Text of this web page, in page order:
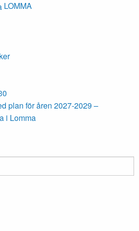
LOMMA
plan för åren 2027-2029 –
i Lomma